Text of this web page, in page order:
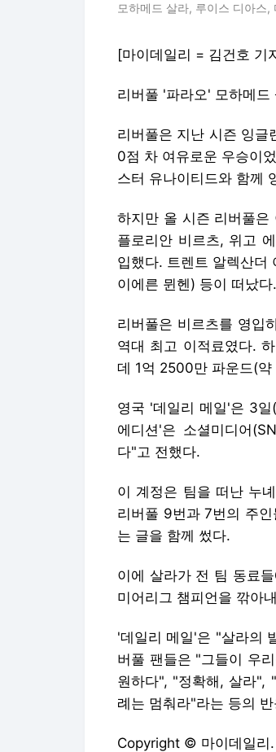
모하메드 살라, 루이스 디아스
[마이데일리 = 김건호 기
리버풀 '파라오' 모하메
리버풀은 지난 시즌 잉글
0점 차 여유로운 우승이
스터 유나이티드와 함께
하지만 올 시즌 리버풀은
플로리안 비르츠, 위고
입했다. 트렌트 알렉산더
이에른 뮌헨) 등이 떠났다.
리버풀은 비르츠를 영입
역대 최고 이적료였다.
데 1억 2500만 파운드(
영국 '데일리 메일'은 3
에디션'은 소셜미디어
다"고 전했다.
이 계정은 팀을 떠난 누
리버풀 9번과 7번의 주
는 글을 함께 썼다.
이에 살라가 전 팀 동료
미어리그 챔피언을 깎아
'데일리 메일'은 "살라의
버풀 팬들은 "그들이 우
원하다", "정확해, 살라",
례는 멈춰라"라는 등의
Copyright © 마이데일리